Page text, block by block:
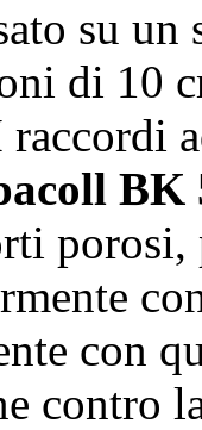
su un
di 10
raccordi
BK
con
contro